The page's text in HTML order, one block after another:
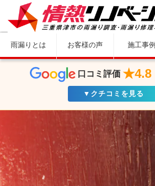
雨漏りとは お客様の声 施工事例
口コミ評価 ★4.8
▼クチコミを見る